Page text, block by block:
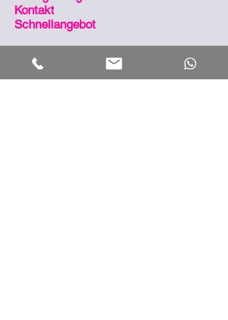
Kontakt
Schnellangebot
heizungsbauer.io
Klima
klimatisierung.net
Stromeigenstrom.net